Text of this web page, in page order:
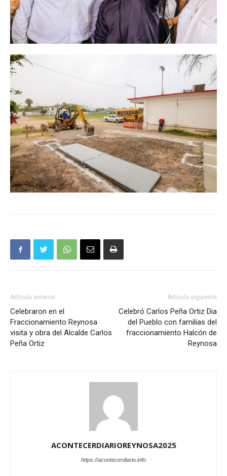
Artículo anterior
Celebraron en el
Fraccionamiento Reynosa
visita y obra del Alcalde Carlos
Peña Ortiz
Artículo siguiente
Celebró Carlos Peña Ortiz Dia
del Pueblo con familias del
fraccionamiento Halcón de
Reynosa
ACONTECERDIARIOREYNOSA2025
https://acontecerdiario.info